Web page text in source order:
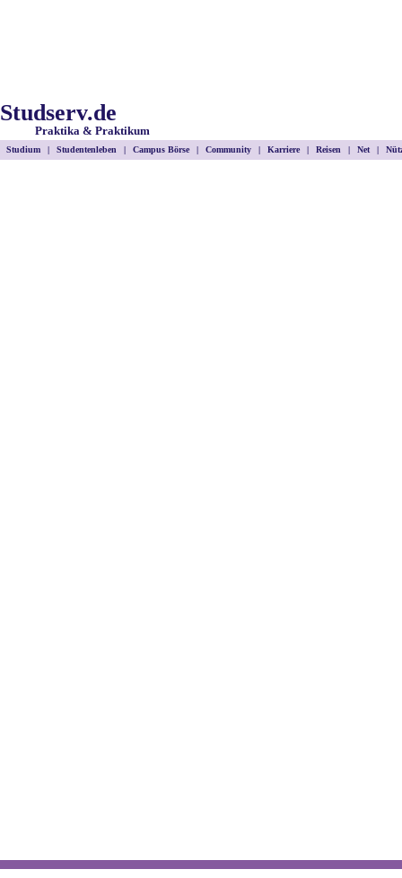
Studserv.de
Praktika & Praktikum
Studium | Studentenleben | Campus Börse | Community | Karriere | Reisen | Net |